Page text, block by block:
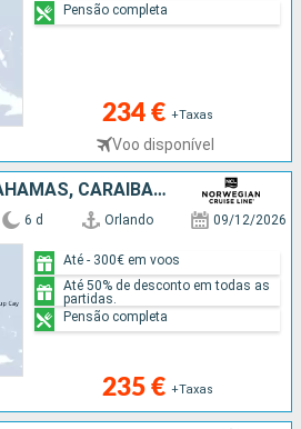
234 € +Taxas
Voo disponível
Pensão completa
ESTADOS UNIDOS, BAHAMAS, CARAIBAS - MEXICO
6 d Orlando 09/12/2026
235 € +Taxas
Até - 300€ em voos
Até 50% de desconto em todas as
partidas.
Pensão completa